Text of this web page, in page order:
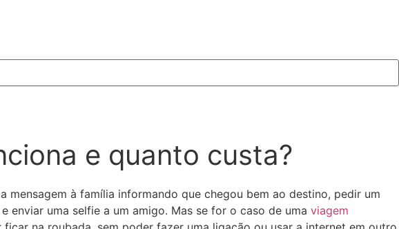
e quanto custa?
mensagem à família informando que chegou bem ao destino, pedir um
uma selfie a um amigo. Mas se for o caso de uma viagem